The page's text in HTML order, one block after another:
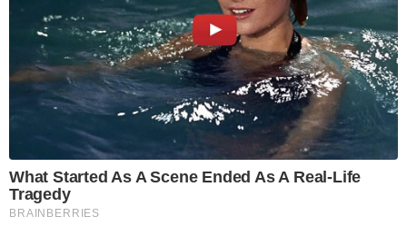
What Started As A Scene Ended As A Real-Life
Tragedy
BRAINBERRIES